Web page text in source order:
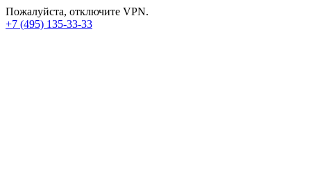
Пожалуйста, отключите VPN.
+7 (495) 135-33-33